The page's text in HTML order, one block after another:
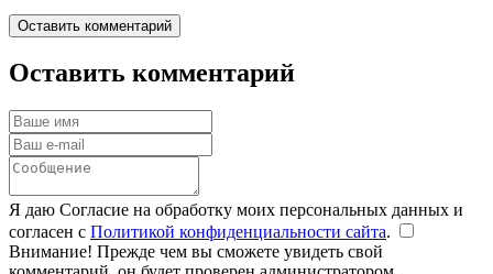
Оставить комментарий
Оставить комментарий
Я даю Согласие на обработку моих персональных данных и
согласен с Политикой конфиденциальности сайта.
Внимание! Прежде чем вы сможете увидеть свой